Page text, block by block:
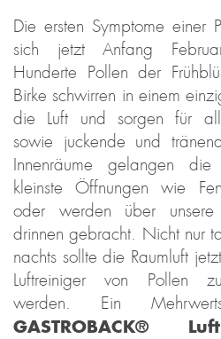
Die ersten Symptome einer
sich jetzt Anfang
Hunderte Pollen der
Birke schwirren in einem
die Luft und sorgen für
sowie juckende und
Innenräume gelangen
kleinste Öffnungen wie
oder werden über
drinnen gebracht. Nicht nur
nachts sollte die Raumluft
Luftreiniger von Pollen
werden. Ein
GASTROBACK®